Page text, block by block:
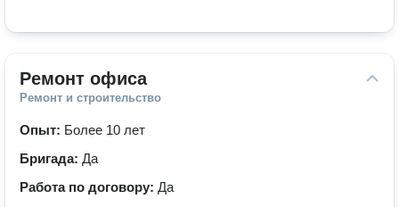
Ремонт офиса
Ремонт и строительство
Опыт: Более 10 лет
Бригада: Да
Работа по договору: Да